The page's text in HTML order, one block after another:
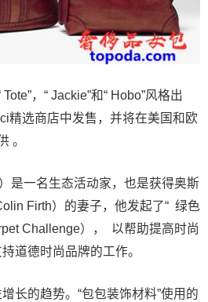
，“ Jackie”和“ Hobo”风格出
精选商店中发售，并将在美国和欧
。
是一名生态活动家，也是获得奥斯
Firth）的妻子，他发起了“ 绿色
Challenge）， 以帮助提高时尚
道德时尚品牌的工作。
长的趋势。“包包装饰材料”使用的